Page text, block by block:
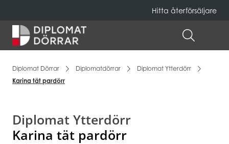
Hitta återförsäljare
ÖPPNA
Diplomat Dörrar Diplomatdörrar
Diplomat Ytterdörr
Karina tät pardörr
Diplomat Ytterdörr
Karina tät pardörr